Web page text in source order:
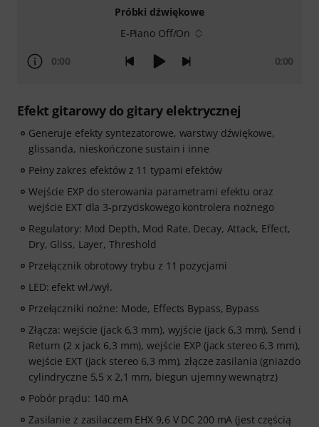
Próbki dźwiękowe
E-Piano Off/On
0:00 0:00
Efekt gitarowy do gitary elektrycznej
Generuje efekty syntezatorowe, warstwy dźwiękowe,
glissanda, nieskończone sustain i inne
Pełny zakres efektów z 11 typami efektów
Wejście EXP do sterowania parametrami efektu oraz
wejście EXT dla 3-przyciskowego kontrolera nożnego
Regulatory: Mod Depth, Mod Rate, Decay, Attack, Effect,
Dry, Gliss, Layer, Threshold
Przełącznik obrotowy trybu z 11 pozycjami
LED: efekt wł./wył.
Przełączniki nożne: Mode, Effects Bypass, Bypass
Złącza: wejście (jack 6,3 mm), wyjście (jack 6,3 mm), Send i
Return (2 x jack 6,3 mm), wejście EXP (jack stereo 6,3 mm),
wejście EXT (jack stereo 6,3 mm), złącze zasilania (gniazdo
cylindryczne 5,5 x 2,1 mm, biegun ujemny wewnątrz)
Pobór prądu: 140 mA
Zasilanie z zasilaczem EHX 9,6 V DC 200 mA (jest częścią